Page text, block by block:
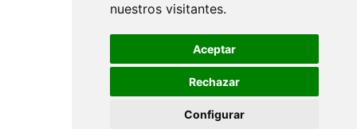
nuestros visitantes.
Aceptar
Rechazar
Configurar